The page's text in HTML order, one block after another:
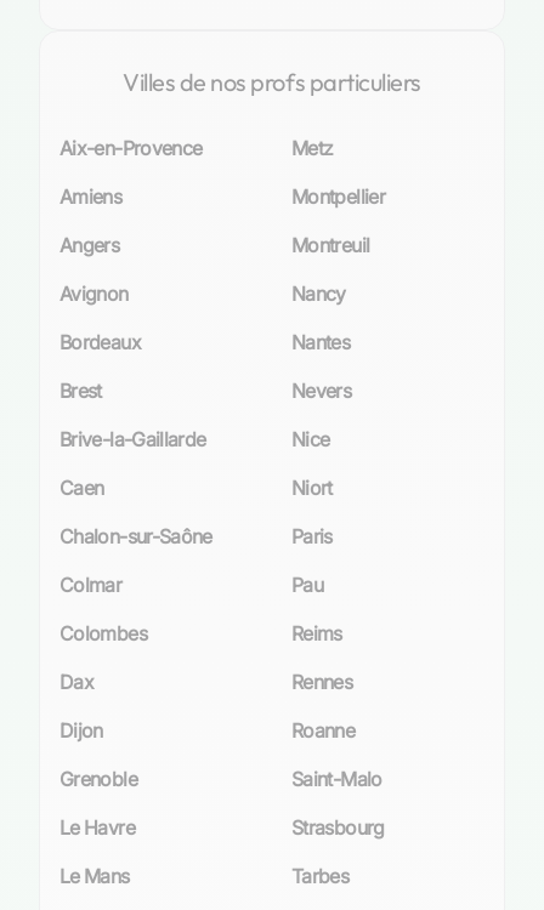
Villes de nos profs particuliers
Aix-en-Provence
Amiens
Angers
Avignon
Bordeaux
Brest
Brive-la-Gaillarde
Caen
Chalon-sur-Saône
Colmar
Colombes
Dax
Dijon
Grenoble
Le Havre
Le Mans
Metz
Montpellier
Montreuil
Nancy
Nantes
Nevers
Nice
Niort
Paris
Pau
Reims
Rennes
Roanne
Saint-Malo
Strasbourg
Tarbes